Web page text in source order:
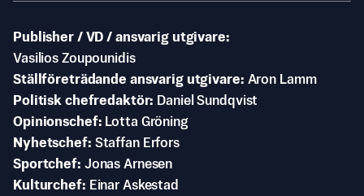
Publisher / VD / ansvarig utgivare
Vasilios Zoupounidis
Ställföreträdande ansvarig utgivare Aron Lamm
Politisk chefredaktör
Daniel Sundqvist
Opinionschef
Lotta Gröning
Nyhetschef Staffan Erfors
Sportchef Jonas Arnesen
Kulturchef
Einar Askestad